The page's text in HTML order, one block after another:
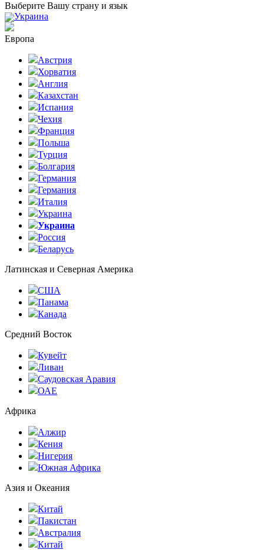
Выберите Вашу страну и язык
Украина
Европа
Австрия
Хорватия
Англия
Казахстан
Испания
Чехия
Франция
Польша
Турция
Болгария
Германия
Германия
Италия
Украина
Украина
Россия
Беларусь
Латинская и Северная Америка
США
Панама
Канада
Средний Восток
Кувейт
Ливан
Саудовская Аравия
ОАЕ
Африка
Алжир
Кения
Нигерия
Южная Африка
Азия и Океания
Китай
Пакистан
Австралия
Китай